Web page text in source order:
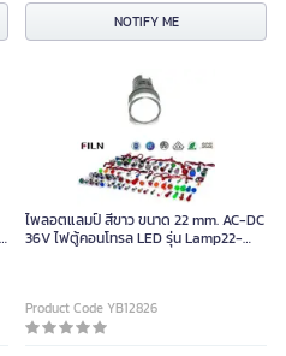
NOTIFY ME
ไพลอตแลมป์ สีขาว ขนาด 22 mm. AC-DC
36V ไฟตู้คอนโทรล LED รุ่น Lamp22-
Product Code YB12826